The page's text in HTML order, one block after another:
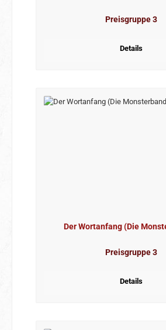
Preisgruppe 3
Details
Der Wortanfang (Die
Preisgruppe 3
Details